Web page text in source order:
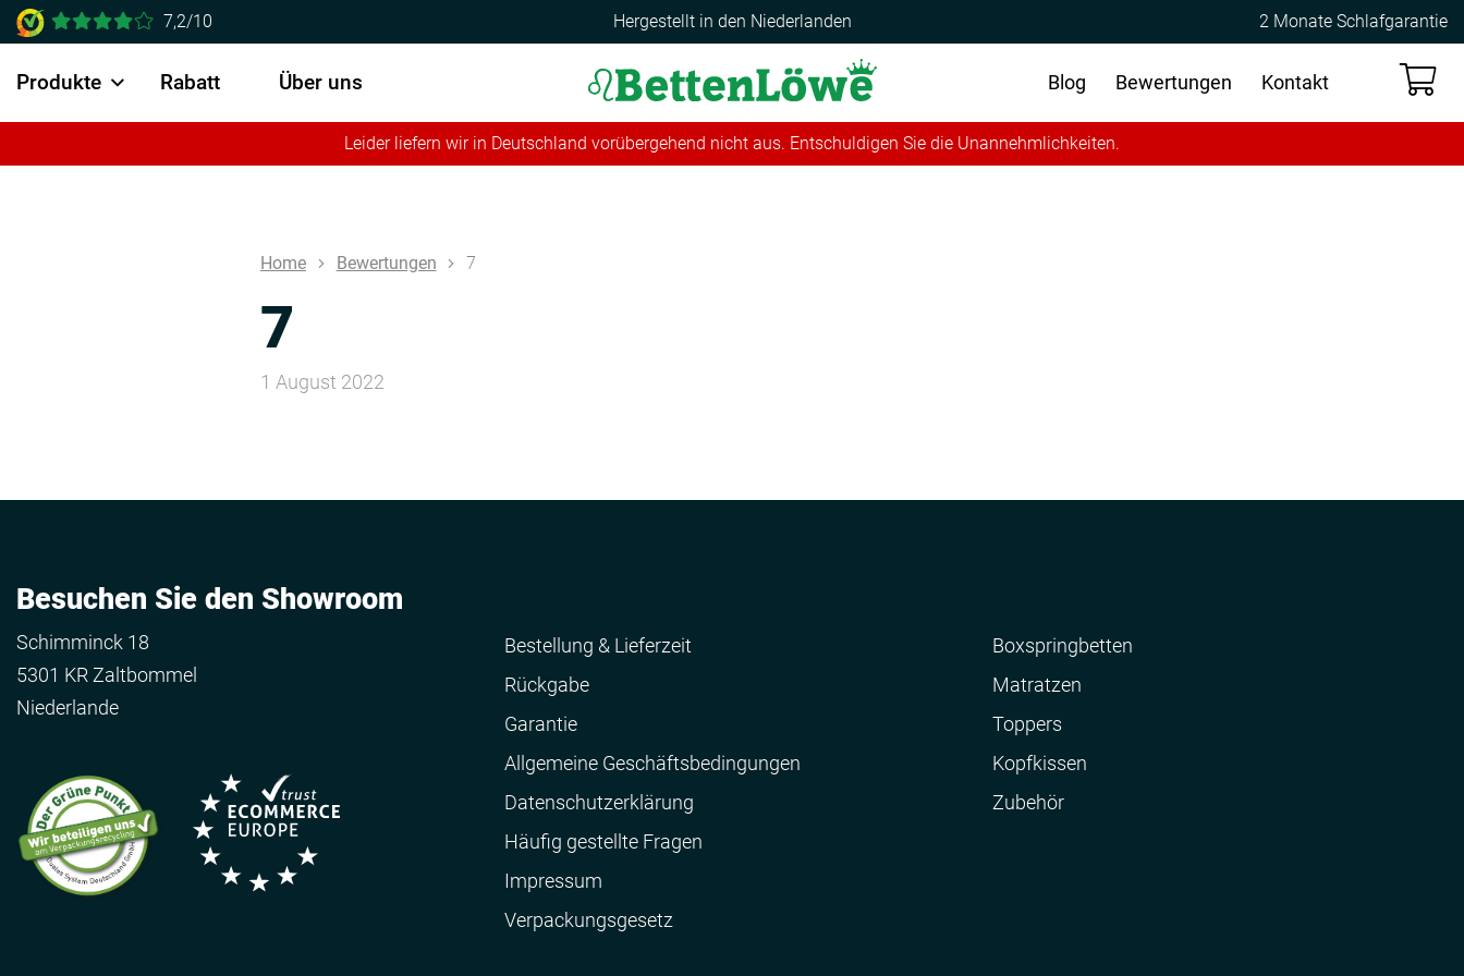
7,2/10 Hergestellt in den Niederlanden 2 Monate Schlafgarantie
Produkte Rabatt Über uns Kontakt
Bewertungen
Blog
Leider liefern wir in Deutschland vorübergehend nicht aus. Entschuldigen Sie die Unannehmlichkeiten.
Home Bewertungen 7
7
1 August 2022
Besuchen Sie den Showroom
Schimminck 18
5301 KR Zaltbommel
Niederlande
Bestellung & Lieferzeit
Rückgabe
Garantie
Allgemeine Geschäftsbedingungen
Datenschutzerklärung
Häufig gestellte Fragen
Impressum
Verpackungsgesetz
Boxspringbetten
Matratzen
Toppers
Kopfkissen
Zubehör